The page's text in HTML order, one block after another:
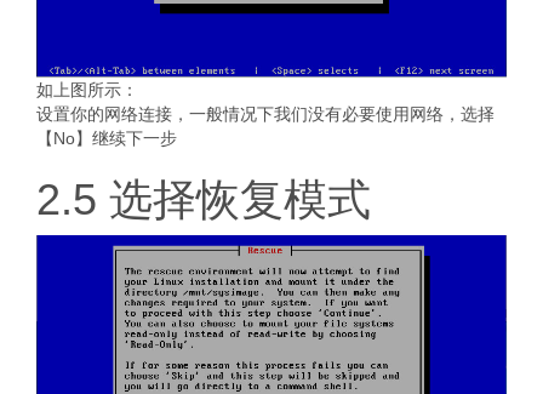
如上图所示：
设置你的网络连接，一般情况下我们没有必要使用网络，选择
【No】继续下一步
2.5 选择恢复模式